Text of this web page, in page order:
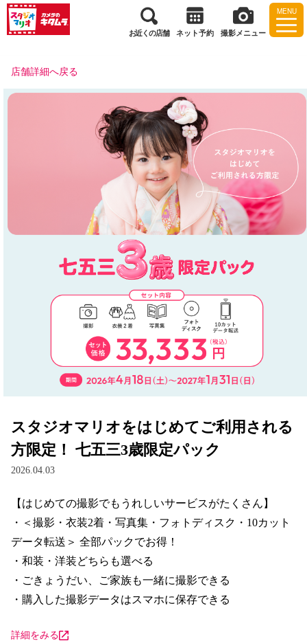
MENU
お近くの店舗 ネット予約 撮影メニュー
店舗詳細へ戻る
スタジオマリオをはじめてご利用される
方限定！ 七五三3歳限定パック
2026.04.03
【はじめての撮影でもうれしいサービスがたくさん】
・＜撮影・衣装2着・写真集・フォトディスク・10カット
データ転送＞ 全部パックでお得！
・和装・洋装どちらも選べる
・ごきょうだい、ご家族も一緒に撮影できる
・購入した撮影データはスマホに保存できる
詳細をみる